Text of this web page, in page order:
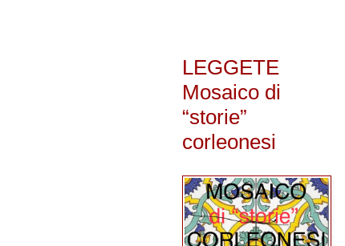
LEGGETE
Mosaico di
“storie”
corleonesi